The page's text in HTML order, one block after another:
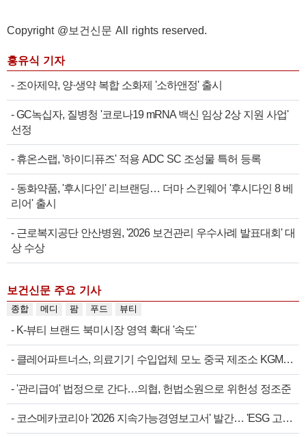
Copyright @보건신문 All rights reserved.
홍유식 기자
- 조아제약, 양·생약 복합 소화제 '소하앤정' 출시
-GC녹십자, 질병청 '코로나19 mRNA 백신 임상 2상 지원 사업'
선정
- 휴온스랩, '하이디퓨즈' 적용 ADC SC 조성물 특허 등록
- 동화약품, '후시다인' 리브랜딩… 더마 스킨웨어 '후시다인 8 베
리어' 출시
- 근로복지공단 안산병원, '2026 보건관리 우수사례 발표대회' 대
상 수상
보건신문 주요 기사
종합 메디 팜 푸드 뷰티
- K-뷰티 브랜드 북미시장 영역 확대 '속도'
- 클레어파트너스, 의료기기 수입업체 모노 중국 제조소 KGM…
-'관리급여' 법정으로 간다…의협, 헌법소원으로 위헌성 정조준
- 코스메카코리아 '2026 지속가능경영보고서' 발간… 'ESG 고…